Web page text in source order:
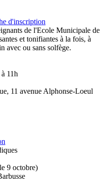
d'inscription
de l'Ecole Municipale de
et tonifiantes à la fois, à
avec ou sans solfège.
11h
11 avenue Alphonse-Loeul
9 octobre)